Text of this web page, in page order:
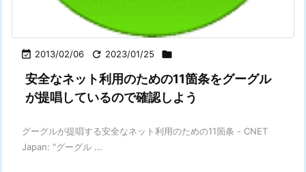
 2013/02/06  2023/01/25 
安全なネット利用のための11箇条をグーグル
が提唱しているので確認しよう
グーグルが提唱する安全なネット利用のための11箇条 - CNET
Japan: "グーグル ...